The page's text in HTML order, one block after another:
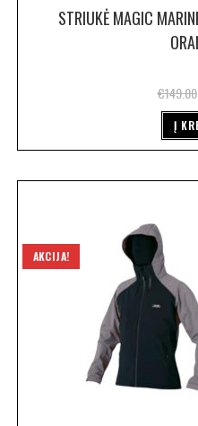
STRIUKĖ MAGIC
€149.00
Į
AKCIJA!